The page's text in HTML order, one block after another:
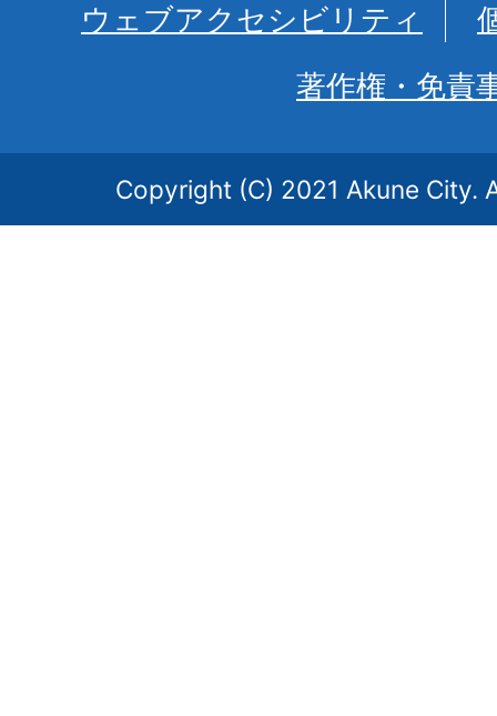
ウェブアクセシビリティ
著作権・免責
Copyright (C) 2021 Akune City.